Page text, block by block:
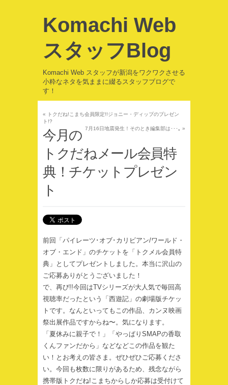
Komachi Web
スタッフBlog
Komachi Web スタッフが新潟をワクワクさせる
小粋なネタを気ままに綴るスタッフブログで
す！
« トクだね!こまち会員限定!!ジョニー・ディップのプレゼン
ト!?
7月16日地震発生！そのとき編集部は･･･｡ »
今月の
トクだねメール会員特
典！チケットプレゼン
ト
前回「パイレーツ･オブ･カリビアン/ワールド・
オブ・エンド」のチケットを「トクメル会員特
典」としてプレゼントしました。本当に沢山の
ご応募ありがとうございました！
で、再び!!今回はTVシリーズが大人気で毎回高
視聴率だったという「西遊記」の劇場版チケッ
トです。なんといってもこの作品、カンヌ映画
祭出展作品ですからね〜。気になります。
「夏休みに親子で！」「やっぱりSMAPの香取
くんファンだから」などなどこの作品を観た
い！とお考えの皆さま。ぜひぜひご応募くださ
い。今回も枚数に限りがあるため、残念ながら
携帯版トクだね!こまちからしか応募は受付けて